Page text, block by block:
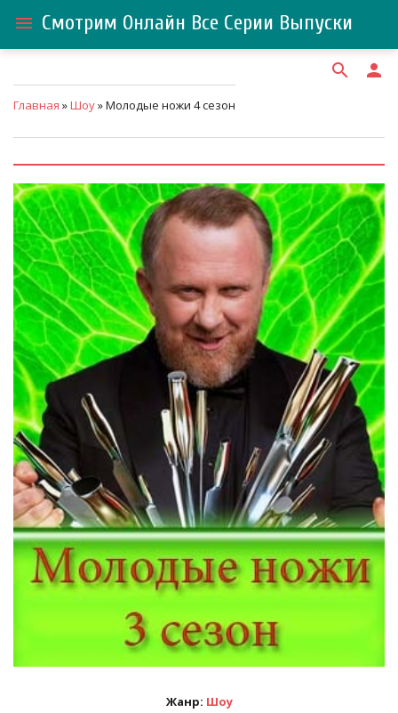
menu Смотрим Онлайн Все Серии Выпуски
search person
Главная »Шоу» Молодые ножи 4 сезон
Жанр: Шоу